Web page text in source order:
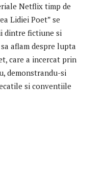
Netflix timp de
Lidiei Poet” se
dintre fictiune si
aflam despre lupta
care a incercat prin
demonstrandu-si
si conventiile